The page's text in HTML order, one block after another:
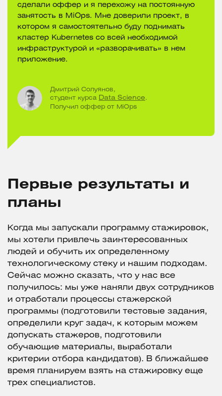
сделали оффер и я перехожу на постоянную
занятость в MiOps. Мне доверили проект, в
котором я самостоятельно буду поднимать
кластер Kubernetes со всей необходимой
инфраструктурой и «разворачивать» в нем
приложение.
Дмитрий Солуянов,
студент курса
Data Science.
Получил оффер от MiOps
Первые результаты и
планы
Когда мы запускали программу стажировок,
мы хотели привлечь заинтересованных
людей и обучить их определенному
технологическому стеку и нашим подходам.
Сейчас можно сказать, что у нас все
получилось: мы уже наняли двух сотрудников
и отработали процессы стажерской
программы (подготовили тестовые задания,
определили круг задач, к которым можем
допускать стажеров, подготовили
обучающие материалы, выработали
критерии отбора кандидатов). В ближайшее
время планируем взять на стажировку еще
трех специалистов.